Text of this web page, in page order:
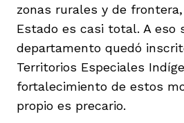
zonas rurales y de
Estado es casi total. A eso
departamento quedó
Territorios Especiales
fortalecimiento de estos
propio es precario.